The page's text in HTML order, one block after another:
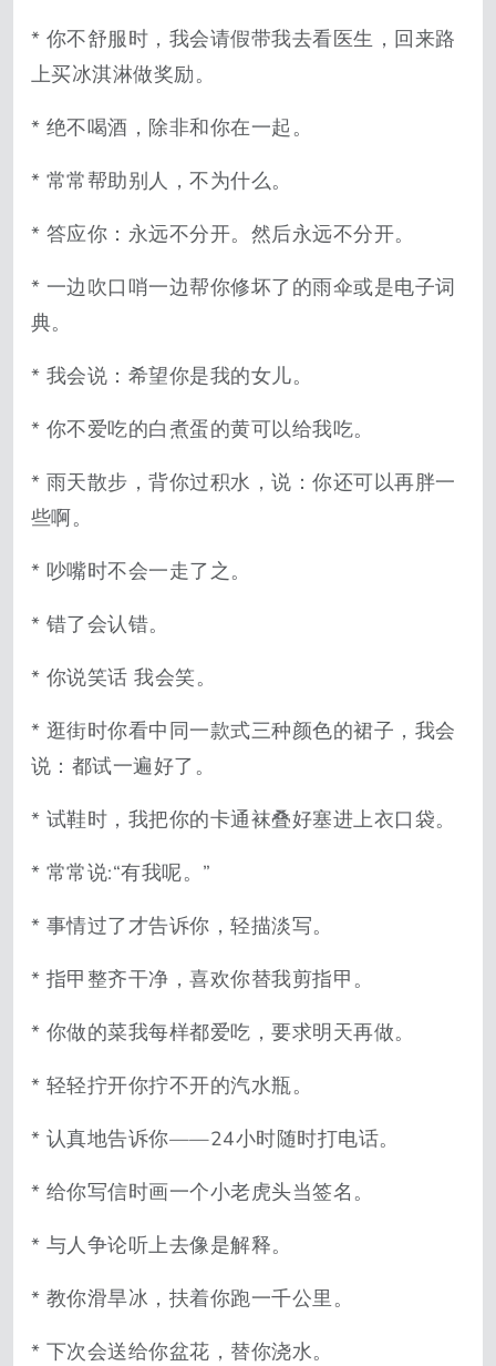
* 你不舒服时，我会请假带我去看医生，回来路
上买冰淇淋做奖励。
* 绝不喝酒，除非和你在一起。
* 常常帮助别人，不为什么。
* 答应你：永远不分开。然后永远不分开。
* 一边吹口哨一边帮你修坏了的雨伞或是电子词
典。
* 我会说：希望你是我的女儿。
* 你不爱吃的白煮蛋的黄可以给我吃。
* 雨天散步，背你过积水，说：你还可以再胖一
些啊。
* 吵嘴时不会一走了之。
* 错了会认错。
* 你说笑话 我会笑。
* 逛街时你看中同一款式三种颜色的裙子，我会
说：都试一遍好了。
* 试鞋时，我把你的卡通袜叠好塞进上衣口袋。
* 常常说:“有我呢。”
* 事情过了才告诉你，轻描淡写。
* 指甲整齐干净，喜欢你替我剪指甲。
* 你做的菜我每样都爱吃，要求明天再做。
* 轻轻拧开你拧不开的汽水瓶。
* 认真地告诉你——24小时随时打电话。
* 给你写信时画一个小老虎头当签名。
* 与人争论听上去像是解释。
* 教你滑旱冰，扶着你跑一千公里。
* 下次会送给你盆花，替你浇水。